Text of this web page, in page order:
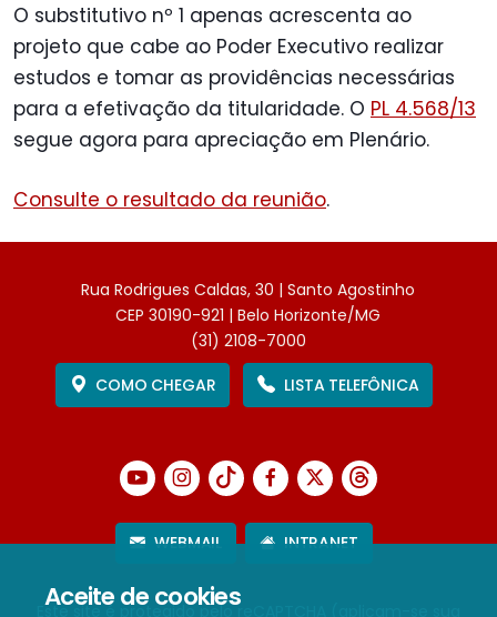
Aceite de cookies
O substitutivo nº 1 apenas acrescenta ao
projeto que cabe ao Poder Executivo realizar
estudos e tomar as providências necessárias
para a efetivação da titularidade. O PL 4.568/13
segue agora para apreciação em Plenário.
Consulte o resultado da reunião.
Rua Rodrigues Caldas, 30 | Santo Agostinho
CEP 30190-921 | Belo Horizonte/MG
(31) 2108-7000
COMO CHEGAR
LISTA TELEFÔNICA
WEBMAIL INTRANET
Este site é protegido pelo reCAPTCHA (aplicam-se sua